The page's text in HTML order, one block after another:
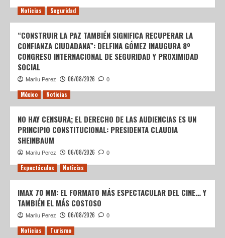
Noticias Seguridad
“CONSTRUIR LA PAZ TAMBIÉN SIGNIFICA RECUPERAR LA
CONFIANZA CIUDADANA”: DELFINA GÓMEZ INAUGURA 8º
CONGRESO INTERNACIONAL DE SEGURIDAD Y PROXIMIDAD
SOCIAL
Marilu Perez 06/08/2026 0
México Noticias
NO HAY CENSURA; EL DERECHO DE LAS AUDIENCIAS ES UN
PRINCIPIO CONSTITUCIONAL: PRESIDENTA CLAUDIA
SHEINBAUM
Marilu Perez 06/08/2026 0
Espectáculos Noticias
IMAX 70 MM: EL FORMATO MÁS ESPECTACULAR DEL CINE… Y
TAMBIÉN EL MÁS COSTOSO
Marilu Perez 06/08/2026 0
Noticias Turismo